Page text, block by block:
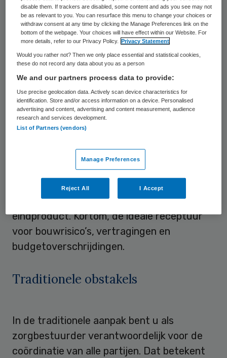
Door af te stappen van de traditionele,
verzuilde aanpak. Wie durft het aan?
De meeste zorgprofessionals zijn inmiddels
stevig uit hun comfortzone gejaagd. Alles
moetleanerenmeaner. Gek genoeg geldt
dat niet voor het gros van de
bouwprojecten in de zorg. Daar vindt nog
keer op keer ‘de grote verzuiling’ plaats
overige bouwpartners. Met ieder z’n eigen
contractuele belangen en agenda’s die niet
noodzakelijk stroken met die van elkaar, de
opdrachtgever of de kwaliteit van het
eindproduct. Kortom, de ideale receptuur
voor bouwrisico’s, vertragingen en
budgetoverschrijdingen.
Traditionele obstakels
In de traditionele aanpak bent u als
zorgbestuurder verantwoordelijk voor de
coördinatie van alle partijen. Dat betekent
disable them. If trackers are disabled, some content and ads you see may not
be as relevant to you. You can resurface this menu to change your choices or
withdraw consent at any time by clicking the Manage Preferences link on the
bottom of the webpage. Your choices will have effect within our Website. For
more details, refer to our Privacy Policy.
Privacy Statement
Would you rather not? Then we only place essential and statistical cookies,
these do not record any data about you as a person
We and our partners process data to provide:
Use precise geolocation data. Actively scan device characteristics for
identification. Store and/or access information on a device. Personalised
advertising and content, advertising and content measurement, audience
research and services development.
List of Partners (vendors)
Manage Preferences
Reject All I Accept